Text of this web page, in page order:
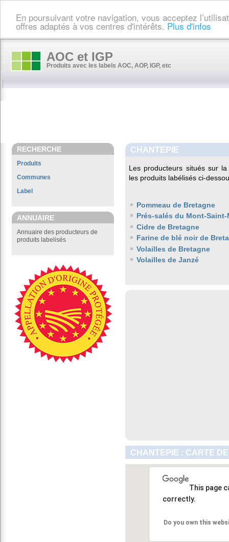
En poursuivant votre navigation, vous acceptez
offres adaptés à vos centres d'intérêts. Plus d'infos
AOC et IGP
Produits avec les labels AOC, AOP, IGP, etc
RECHERCHE
Produits
Communes
Label
ANNUAIRE
Annuaire des producteurs de
produits labelisés
CHANTEPIE
Les producteurs situés sur
les produits labélisés ci-
Pommeau de Bretagne
Prés-salés du Mont-
Cidre de Bretagne
Farine de blé noir de
Volailles de Bretagne
Volailles de Janzé
CHANTEPIE : CARTE
This page
correctly.
Do you own this